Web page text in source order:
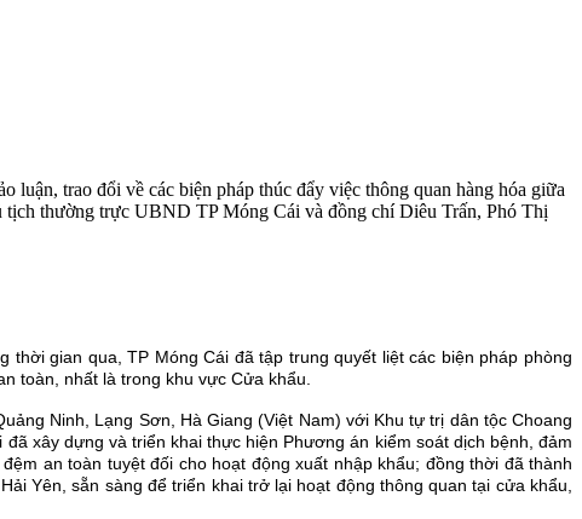
trao đổi về các biện pháp thúc đẩy việc thông quan hàng hóa giữa
thường trực UBND TP Móng Cái và đồng chí Diêu Trấn, Phó Thị
gian qua, TP Móng Cái đã tập trung quyết liệt các biện pháp phòng
toàn, nhất là trong khu vực Cửa khẩu.
Ninh, Lạng Sơn, Hà Giang (Việt Nam) với Khu tự trị dân tộc Choang
xây dựng và triển khai thực hiện Phương án kiểm soát dịch bệnh, đảm
an toàn tuyệt đối cho hoạt động xuất nhập khẩu; đồng thời đã thành
Yên, sẵn sàng để triển khai trở lại hoạt động thông quan tại cửa khẩu,